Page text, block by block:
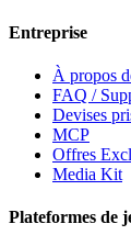
Entreprise
À propos
FAQ /
Devises
MCP
Offres
Media Kit
Plateformes de